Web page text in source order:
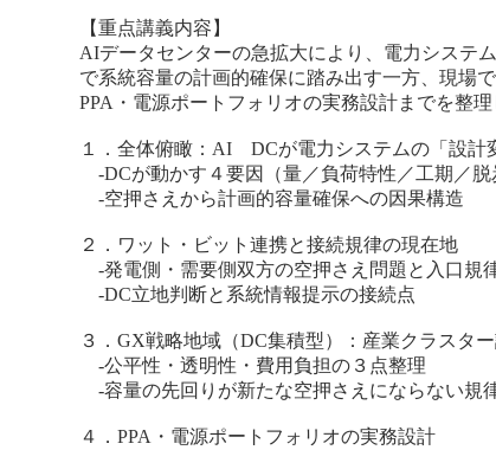
【重点講義内容】
AIデータセンターの急拡大により、電力システ
で系統容量の計画的確保に踏み出す一方、現場
PPA・電源ポートフォリオの実務設計までを整
１．全体俯瞰：AI DCが電力システムの「設計
-DCが動かす４要因（量／負荷特性／工期／脱
-空押さえから計画的容量確保への因果構造
２．ワット・ビット連携と接続規律の現在地
-発電側・需要側双方の空押さえ問題と入口規
-DC立地判断と系統情報提示の接続点
３．GX戦略地域（DC集積型）：産業クラスタ
-公平性・透明性・費用負担の３点整理
-容量の先回りが新たな空押さえにならない規
４．PPA・電源ポートフォリオの実務設計